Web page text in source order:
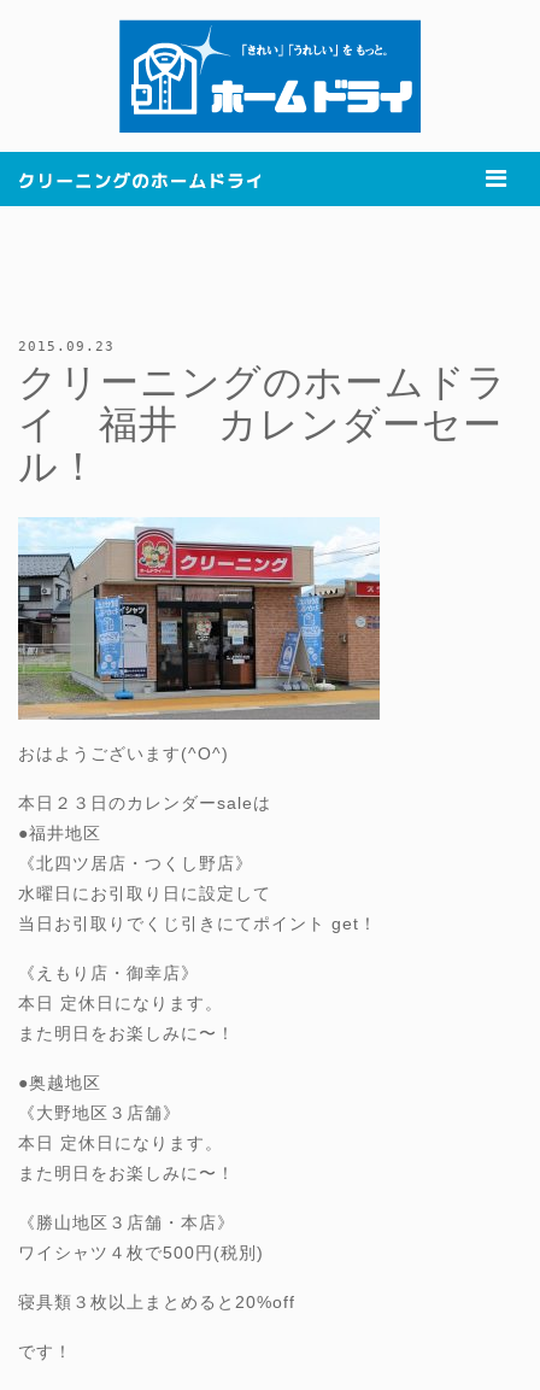
2015.09.23
クリーニングのホームドラ
イ 福井 カレンダーセー
ル！
おはようございます(^O^)
本日２３日のカレンダーsaleは
●福井地区
《北四ツ居店・つくし野店》
水曜日にお引取り日に設定して
当日お引取りでくじ引きにてポイント get！
《えもり店・御幸店》
本日 定休日になります。
また明日をお楽しみに〜！
●奥越地区
《大野地区３店舗》
本日 定休日になります。
また明日をお楽しみに〜！
《勝山地区３店舗・本店》
ワイシャツ４枚で500円(税別)
寝具類３枚以上まとめると20%off
です！